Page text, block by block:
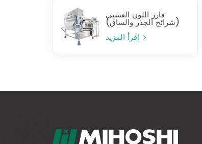
فارز اللون العشبي
(شرائح الجذر والساق)
إقرأ المزيد